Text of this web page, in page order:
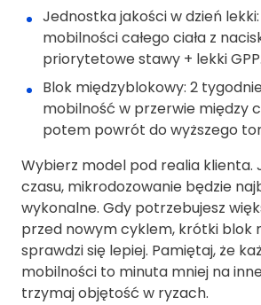
Jednostka jakości w dzień
mobilności całego ciała z
priorytetowe stawy + lekki GPP.
Blok międzyblokowy: 2
mobilność w przerwie między
potem powrót do wyższego
Wybierz model pod realia klienta.
czasu, mikrodozowanie będzie
wykonalne. Gdy potrzebujesz
przed nowym cyklem, krótki blok
sprawdzi się lepiej. Pamiętaj, że
mobilności to minuta mniej na
trzymaj objętość w ryzach.